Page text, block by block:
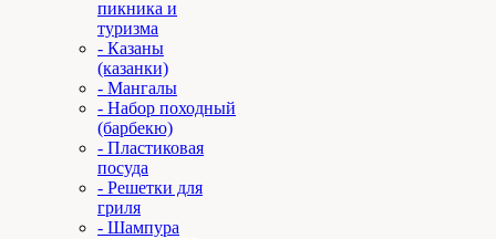
пикника и
туризма
- Казаны
(казанки)
- Мангалы
- Набор походный
(барбекю)
- Пластиковая
посуда
- Решетки для
гриля
- Шампура